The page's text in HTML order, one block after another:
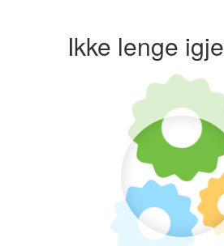
Ikke lenge